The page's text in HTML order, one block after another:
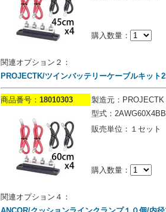
購入数量：
関連オプション２：
PROJECTK/ツインバッテリーケーブルキット
商品番号： 18010303
製造元：PROJECTK
型式：2AWG60X4BB
販売単位：１セット
購入数量：
関連オプション４：